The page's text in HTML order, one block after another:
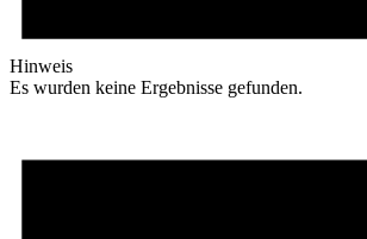
Hinweis
Es wurden keine Ergebnisse gefunden.